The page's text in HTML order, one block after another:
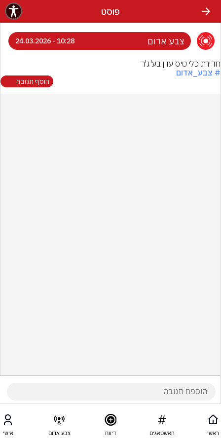
פוסט
צבע אדום 10:28 - 24.03.2026
חדירת כלי טיס עוין בע'ג'ר
# צבע_אדום
הוסף תגובה
ראשי האשטאגים דיווח צבע אדום אישי